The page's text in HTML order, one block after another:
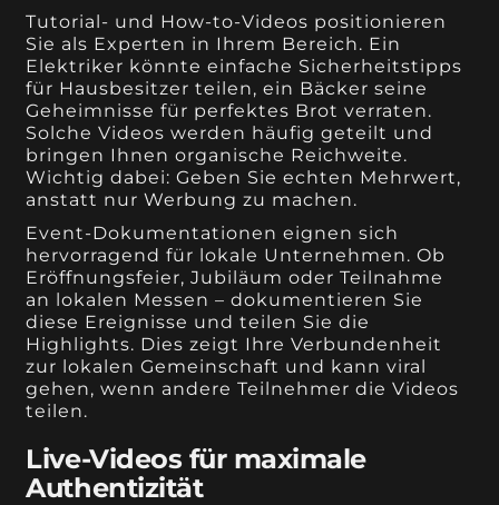
Tutorial- und How-to-Videos positionieren
Sie als Experten in Ihrem Bereich. Ein
Elektriker könnte einfache Sicherheitstipps
für Hausbesitzer teilen, ein Bäcker seine
Geheimnisse für perfektes Brot verraten.
Solche Videos werden häufig geteilt und
bringen Ihnen organische Reichweite.
Wichtig dabei: Geben Sie echten Mehrwert,
anstatt nur Werbung zu machen.
Event-Dokumentationen eignen sich
hervorragend für lokale Unternehmen. Ob
Eröffnungsfeier, Jubiläum oder Teilnahme
an lokalen Messen – dokumentieren Sie
diese Ereignisse und teilen Sie die
Highlights. Dies zeigt Ihre Verbundenheit
zur lokalen Gemeinschaft und kann viral
gehen, wenn andere Teilnehmer die Videos
teilen.
Live-Videos für maximale
Authentizität